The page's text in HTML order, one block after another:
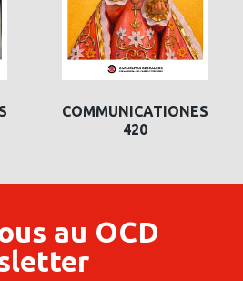
COMMUNICATIONES
420
au OCD